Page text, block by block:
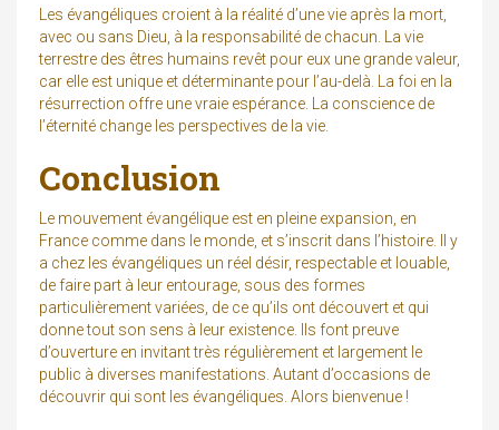
Les évangéliques croient à la réalité d’une vie après la mort,
avec ou sans Dieu, à la responsabilité de chacun. La vie
terrestre des êtres humains revêt pour eux une grande valeur,
car elle est unique et déterminante pour l’au-delà. La foi en la
résurrection offre une vraie espérance. La conscience de
l’éternité change les perspectives de la vie.
Conclusion
Le mouvement évangélique est en pleine expansion, en
France comme dans le monde, et s’inscrit dans l’histoire. Il y
a chez les évangéliques un réel désir, respectable et louable,
de faire part à leur entourage, sous des formes
particulièrement variées, de ce qu’ils ont découvert et qui
donne tout son sens à leur existence. Ils font preuve
d’ouverture en invitant très régulièrement et largement le
public à diverses manifestations. Autant d’occasions de
découvrir qui sont les évangéliques. Alors bienvenue !